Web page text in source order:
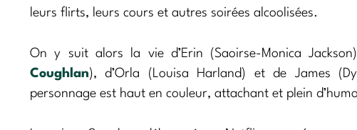
leurs flirts, leurs cours et autres soirées alcoolisées.
On y suit alors la vie d’Erin (Saoirse-Monica
Coughlan), d’Orla (Louisa Harland) et de James
personnage est haut en couleur, attachant et plein